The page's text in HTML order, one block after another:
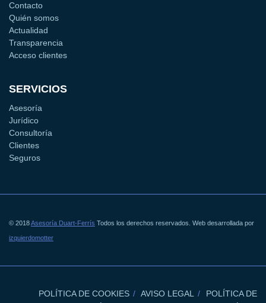
Contacto
Quién somos
Actualidad
Transparencia
Acceso clientes
SERVICIOS
Asesoría
Jurídico
Consultoría
Clientes
Seguros
© 2018Asesoría Duart-Ferrís Todos los derechos reservados. Web desarrollada por
izquierdomotter
POLÍTICA DE COOKIES AVISO LEGAL
POLÍTICA DE